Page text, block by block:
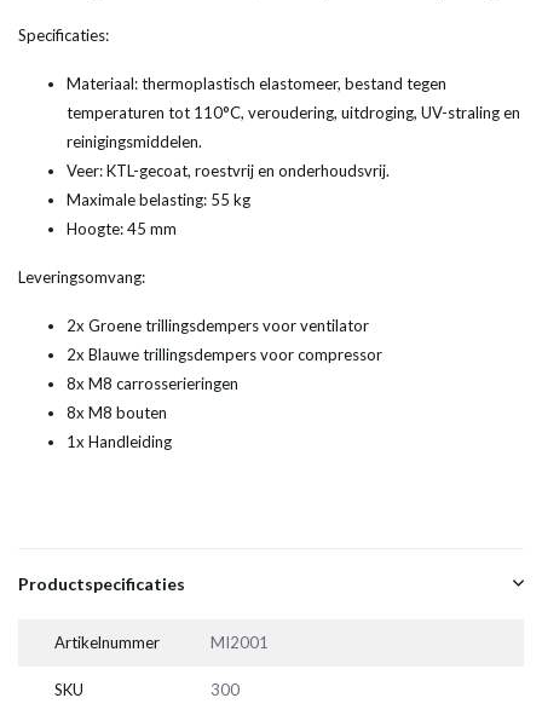
Specificaties:
Materiaal: thermoplastisch elastomeer, bestand tegen
temperaturen tot 110°C, veroudering, uitdroging, UV-straling en
reinigingsmiddelen.
Veer: KTL-gecoat, roestvrij en onderhoudsvrij.
Maximale belasting: 55 kg
Hoogte: 45 mm
Leveringsomvang:
2x Groene trillingsdempers voor ventilator
2x Blauwe trillingsdempers voor compressor
8x M8 carrosserieringen
8x M8 bouten
1x Handleiding
Productspecificaties
Artikelnummer MI2001
SKU 300